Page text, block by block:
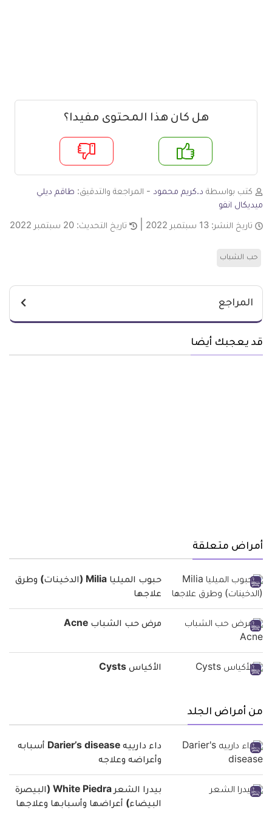
هل كان هذا المحتوى مفيدا؟
لا
كتب بواسطة د.كريم محمود - المراجعة والتدقيق: طاقم ديلي
ميديكال انفو
تاريخ النشر: 13 سبتمبر 2022 تاريخ التحديث: 20 سبتمبر 2022
حب الشباب
المراجع
قد يعجبك أيضا
أمراض متعلقة
حبوب الميليا Milia (الدخينات) وطرق
علاجها
مرض حب الشباب Acne
الأكياس Cysts
من أمراض الجلد
داء دارييه Darier’s disease أسبابه
وأعراضه وعلاجه
بيدرا الشعر White Piedra (البيصرة
البيضاء) أعراضها وأسبابها وعلاجها